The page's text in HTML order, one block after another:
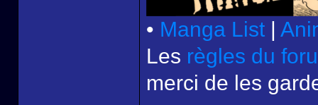
• Manga List
Les règles du
merci de les